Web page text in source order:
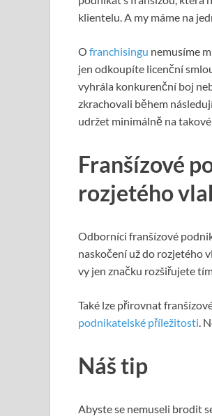
klientelu. A my máme na
O franchisingu nemusíme
jen odkoupíte licenční
vyhrála konkurenční boj
zkrachovali během
udržet minimálně na
Franšízové
rozjetého
Odborníci franšízové
naskočení už do rozjetého
vy jen značku rozšiřujete
Také lze přirovnat
podnikatelské příležitosti.
Náš tip
Abyste se nemuseli brodit